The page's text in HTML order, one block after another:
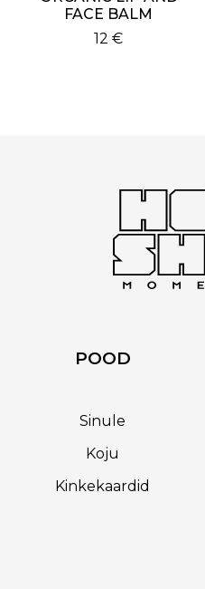
FACE BALM
12 €
POOD
Sinule
Koju
Kinkekaardid